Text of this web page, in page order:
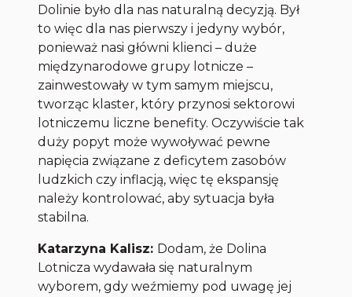
Dolinie było dla nas naturalną decyzją. Był
to więc dla nas pierwszy i jedyny wybór,
ponieważ nasi główni klienci – duże
międzynarodowe grupy lotnicze –
zainwestowały w tym samym miejscu,
tworząc klaster, który przynosi sektorowi
lotniczemu liczne benefity. Oczywiście tak
duży popyt może wywoływać pewne
napięcia związane z deficytem zasobów
ludzkich czy inflacją, więc tę ekspansję
należy kontrolować, aby sytuacja była
stabilna.
Katarzyna Kalisz: Dodam, że Dolina
Lotnicza wydawała się naturalnym
wyborem, gdy weźmiemy pod uwagę jej